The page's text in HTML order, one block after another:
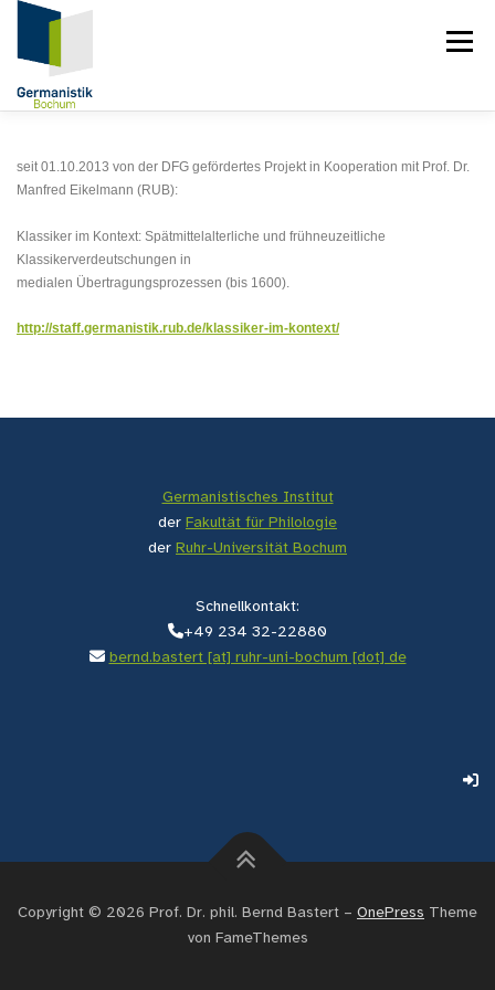
Menü
PUBLIKATIONEN FORSCHUNG LEHRE
seit 01.10.2013 von der DFG gefördertes Projekt in Kooperation mit Prof. Dr.
Manfred Eikelmann (RUB):
Klassiker im Kontext: Spätmittelalterliche und frühneuzeitliche
Klassikerverdeutschungen in
medialen Übertragungsprozessen (bis 1600).
http://staff.germanistik.rub.de/klassiker-im-kontext/
Germanistisches Institut
der Fakultät für Philologie
der Ruhr-Universität Bochum
Schnellkontakt:
+49 234 32-22880
bernd.bastert [at] ruhr-uni-bochum [dot] de
Copyright © 2026 Prof. Dr. phil. Bernd Bastert – OnePress Theme
von FameThemes